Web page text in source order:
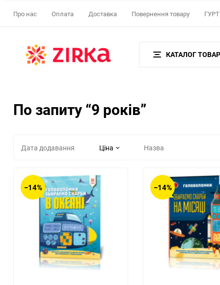
Про нас Оплата Доставка Повернення товару
КАТАЛОГ
По запиту “9 років”
Дата додавання Ціна Назва
−14% −14%